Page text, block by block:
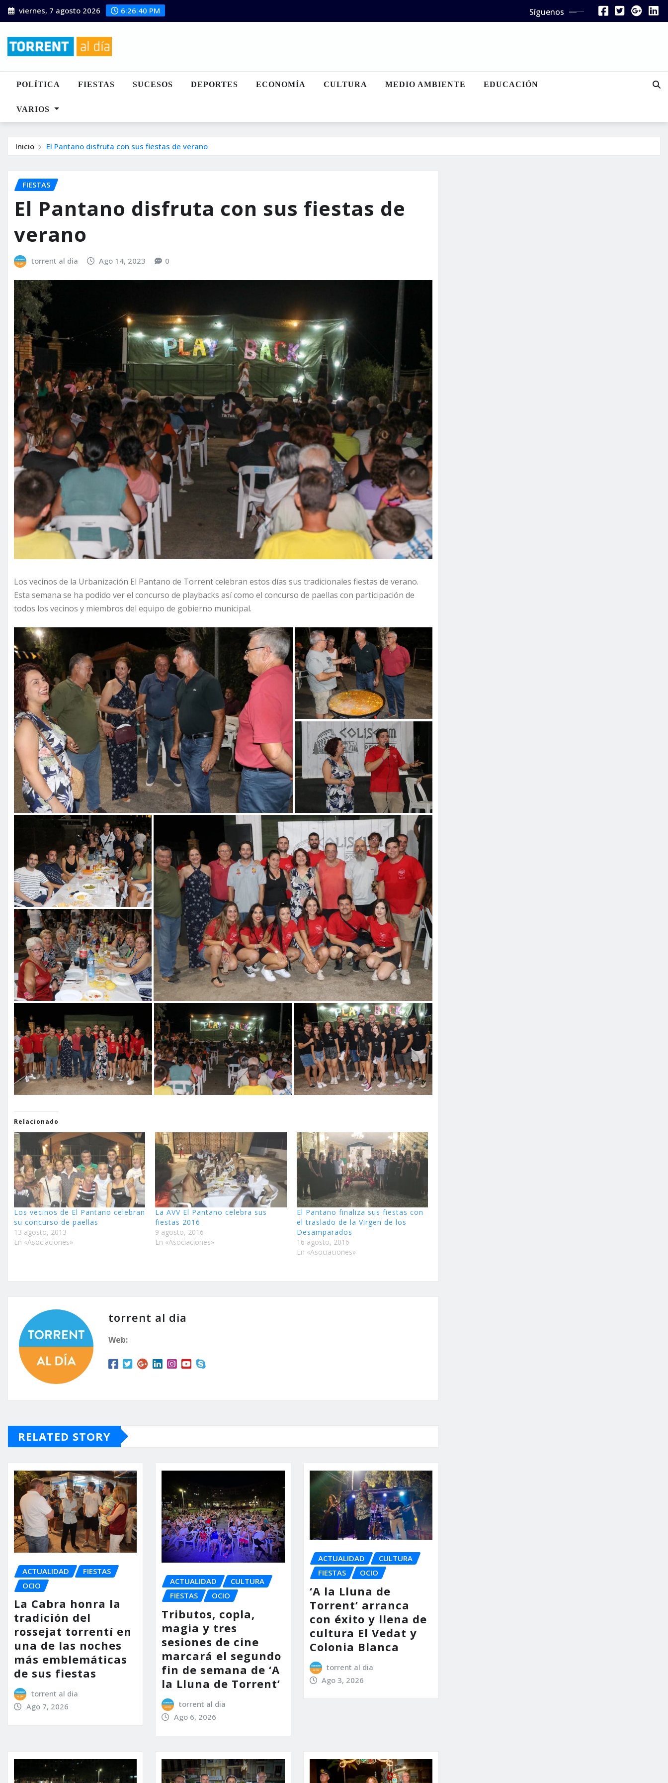
Saltar
al
viernes, 7 agosto 2026 6:26:41 PM Síguenos
POLÍTICA FIESTAS SUCESOS DEPORTES ECONOMÍA CULTURA MEDIO AMBIENTE EDUCACIÓN
VARIOS
Inicio El Pantano disfruta con sus fiestas de verano
FIESTAS
El Pantano disfruta con sus fiestas de
verano
torrent al dia Ago 14, 2023 0
Los vecinos de la Urbanización El Pantano de Torrent celebran estos días sus tradicionales fiestas de verano.
Esta semana se ha podido ver el concurso de playbacks así como el concurso de paellas con participación de
todos los vecinos y miembros del equipo de gobierno municipal.
Relacionado
Los vecinos de El Pantano celebran
su concurso de paellas
13 agosto, 2013
En «Asociaciones»
La AVV El Pantano celebra sus
fiestas 2016
9 agosto, 2016
En «Asociaciones»
El Pantano finaliza sus fiestas con
el traslado de la Virgen de los
Desamparados
16 agosto, 2016
En «Asociaciones»
torrent al dia
Web:
RELATED STORY
ACTUALIDAD
FIESTAS
OCIO
La Cabra honra la
tradición del
rossejat torrentí en
una de las noches
más emblemáticas
de sus fiestas
torrent al dia
Ago 7, 2026
ACTUALIDAD
CULTURA
FIESTAS
OCIO
Tributos, copla,
magia y tres
sesiones de cine
marcará el segundo
fin de semana de ‘A
la Lluna de Torrent’
torrent al dia
Ago 6, 2026
ACTUALIDAD
CULTURA
FIESTAS
OCIO
‘A la Lluna de
Torrent’ arranca
con éxito y llena de
cultura El Vedat y
Colonia Blanca
torrent al dia
Ago 3, 2026